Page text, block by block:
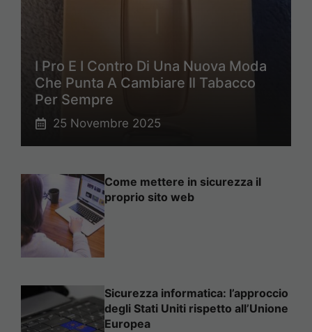
I Pro E I Contro Di Una Nuova Moda
Che Punta A Cambiare Il Tabacco
Per Sempre
25 Novembre 2025
Come mettere in sicurezza il
proprio sito web
Sicurezza informatica: l’approccio
degli Stati Uniti rispetto all’Unione
Europea